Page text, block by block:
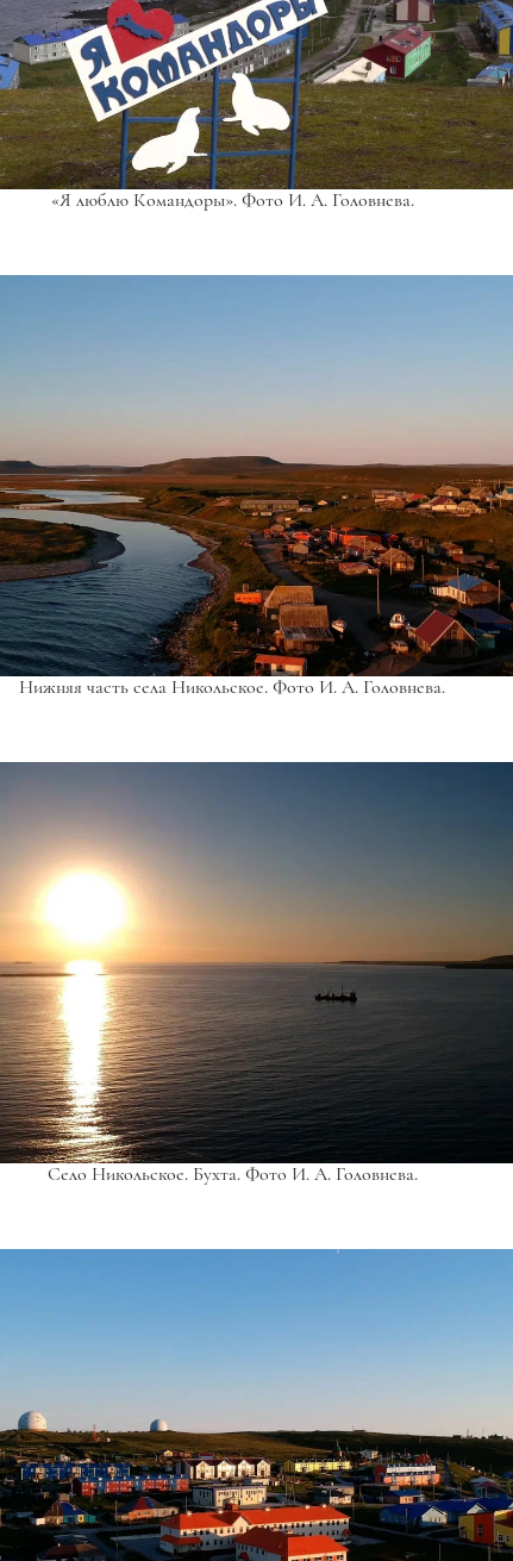
«Я люблю Командоры». Фото И. А. Головнева.
Нижняя часть села Никольское. Фото И. А. Головнева.
Село Никольское. Бухта. Фото И. А. Головнева.